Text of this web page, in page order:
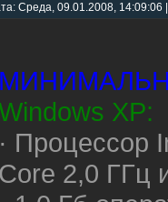
Среда, 09.01.2008,
XP:
· Процессор
Core 2,0 ГГц